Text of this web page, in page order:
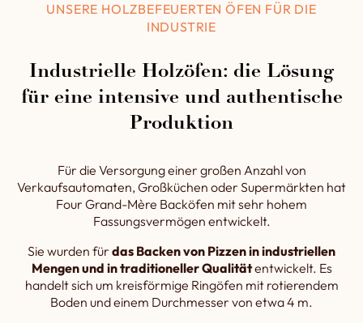
UNSERE HOLZBEFEUERTEN ÖFEN FÜR DIE
INDUSTRIE
Industrielle Holzöfen: die Lösung
für eine intensive und authentische
Produktion
Für die Versorgung einer großen Anzahl von
Verkaufsautomaten, Großküchen oder Supermärkten hat
Four Grand-Mère Backöfen mit sehr hohem
Fassungsvermögen entwickelt.
Sie wurden für das Backen von Pizzen in industriellen
Mengen und in traditioneller Qualitätentwickelt. Es
handelt sich um kreisförmige Ringöfen mit rotierendem
Boden und einem Durchmesser von etwa 4 m.